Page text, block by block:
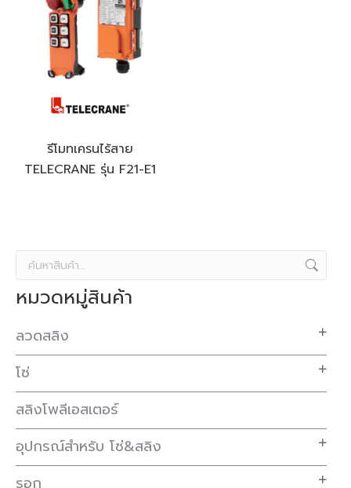
รีโมทเครนไร้สาย
TELECRANE รุ่น F21-E1
หมวดหมู่สินค้า
ลวดสลิง
โซ่
สลิงโพลีเอสเตอร์
อุปกรณ์สำหรับ โซ่&สลิง
รอก